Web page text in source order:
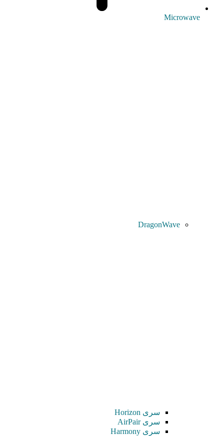
Microwave
DragonWave
سری Horizon
سری AirPair
سری Harmony